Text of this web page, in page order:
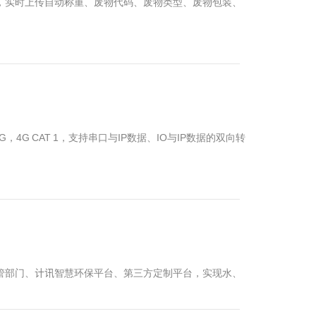
4G CAT 1，支持串口与IP数据、IO与IP数据的双向转
门、计讯智慧环保平台、第三方定制平台，实现水、